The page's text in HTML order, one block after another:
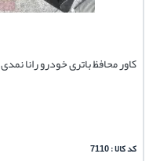
کاور محافظ باتری خودرو رانا نمدی
کد کالا : 7110